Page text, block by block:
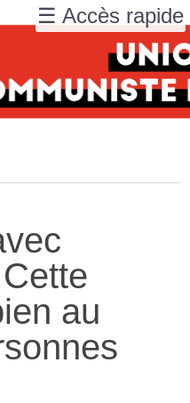
Cette
au
☰ Accès rapide